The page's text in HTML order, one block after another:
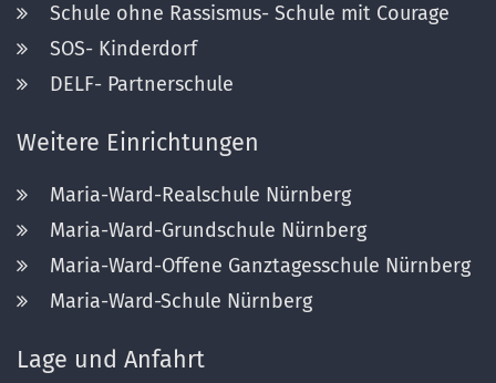
Schule ohne Rassismus- Schule mit Courage
SOS- Kinderdorf
DELF- Partnerschule
Weitere Einrichtungen
Maria-Ward-Realschule Nürnberg
Maria-Ward-Grundschule Nürnberg
Maria-Ward-Offene Ganztagesschule Nürnberg
Maria-Ward-Schule Nürnberg
Lage und Anfahrt